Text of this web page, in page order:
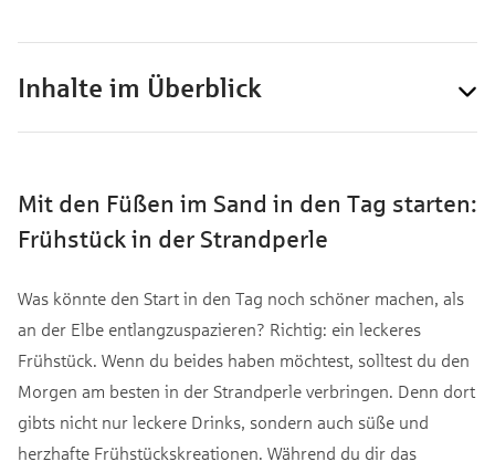
Inhalte im Überblick
Mit den Füßen im Sand in den Tag starten:
Frühstück in der Strandperle
Was könnte den Start in den Tag noch schöner machen, als
an der Elbe entlangzuspazieren? Richtig: ein leckeres
Frühstück. Wenn du beides haben möchtest, solltest du den
Morgen am besten in der Strandperle verbringen. Denn dort
gibts nicht nur leckere Drinks, sondern auch süße und
herzhafte Frühstückskreationen. Während du dir das